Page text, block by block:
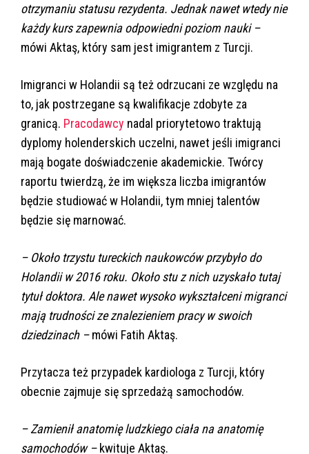
otrzymaniu statusu rezydenta. Jednak nawet wtedy nie
każdy kurs zapewnia odpowiedni poziom nauki –
mówi Aktaş, który sam jest imigrantem z Turcji.
Imigranci w Holandii są też odrzucani ze względu na
to, jak postrzegane są kwalifikacje zdobyte za
granicą. Pracodawcy nadal priorytetowo traktują
dyplomy holenderskich uczelni, nawet jeśli imigranci
mają bogate doświadczenie akademickie. Twórcy
raportu twierdzą, że im większa liczba imigrantów
będzie studiować w Holandii, tym mniej talentów
będzie się marnować.
– Około trzystu tureckich naukowców przybyło do
Holandii w 2016 roku. Około stu z nich uzyskało tutaj
tytuł doktora. Ale nawet wysoko wykształceni migranci
mają trudności ze znalezieniem pracy w swoich
dziedzinach –mówi Fatih Aktaş.
Przytacza też przypadek kardiologa z Turcji, który
obecnie zajmuje się sprzedażą samochodów.
– Zamienił anatomię ludzkiego ciała na anatomię
samochodów –kwituje Aktaş.